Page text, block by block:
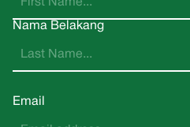
Nama Belakang
Email